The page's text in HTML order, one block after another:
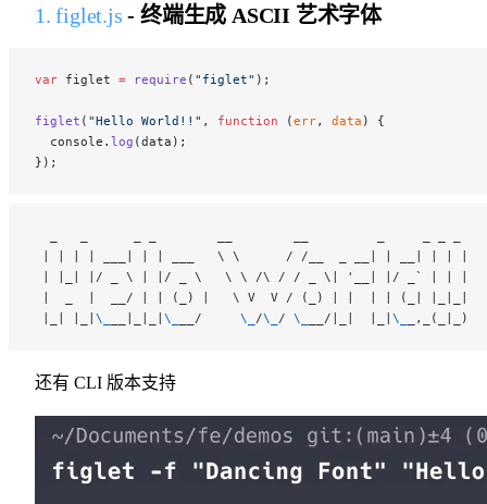
1. figlet.js - 终端生成 ASCII 艺术字体
var figlet = require ( "figlet" );
figlet ( "Hello World!!" , function (err, data ) {
  console.
log (data);
});
| | | |
___| | | ___   \ \      / /__  _ __| | __| | | |
| |_| |/ _ \ | |/ _ \   \ \ /\ / / _ \| '__| |/ _` | | |
|  _  |  __/ | | (
_) |   \ V  V / (_ ) | |  | | ( _| |_
|_|
|
_| |_ | \_ __| _|_ | \_ __/ \_ /\_ / \_ __/| _|  |_ | \_ _, _(_ |_)
还有 CLI 版本支持